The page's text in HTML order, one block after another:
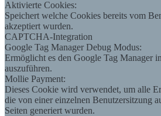
Aktivierte Cookies:
Speichert welche Cookies bereits vom
akzeptiert wurden.
CAPTCHA-Integration
Google Tag Manager Debug Modus:
Ermöglicht es den Google Tag Manager
auszuführen.
Mollie Payment:
Dieses Cookie wird verwendet, um alle
die von einer einzelnen Benutzersitzung
Seiten generiert wurden.